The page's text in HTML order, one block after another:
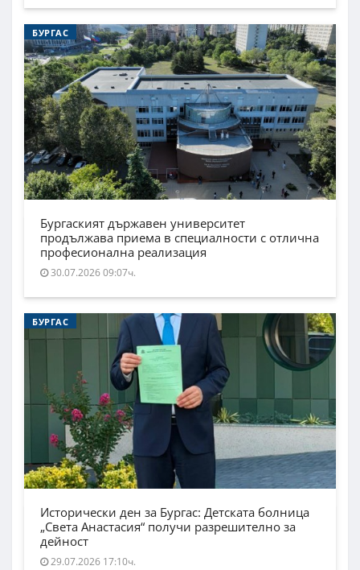
БУРГАС
Бургаският държавен университет
продължава приема в специалности с отлична
професионална реализация
30.07.2026 09:07ч.
БУРГАС
Исторически ден за Бургас: Детската болница
„Света Анастасия“ получи разрешително за
дейност
29.07.2026 17:10ч.